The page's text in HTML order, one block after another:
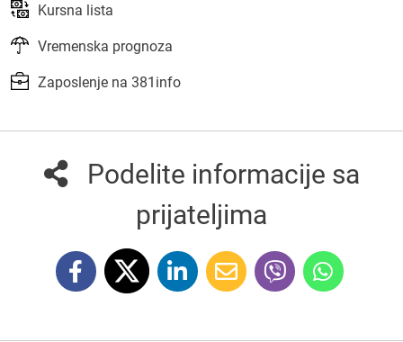
Kursna lista
Vremenska prognoza
Zaposlenje na 381info
Podelite informacije sa
prijateljima